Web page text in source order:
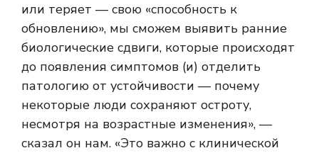
или теряет — свою «способность к
обновлению», мы сможем выявить ранние
биологические сдвиги, которые происходят
до появления симптомов (и) отделить
патологию от устойчивости — почему
некоторые люди сохраняют остроту,
несмотря на возрастные изменения», —
сказал он нам. «Это важно с клинической